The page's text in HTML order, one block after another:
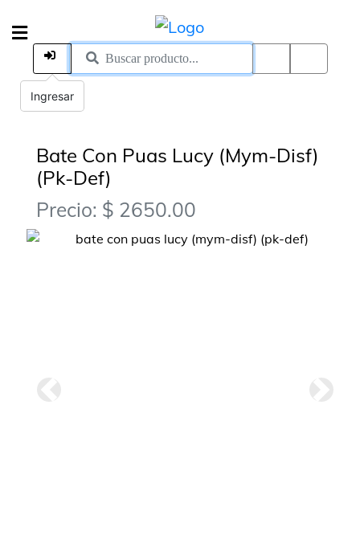
Bate Con Puas Lucy (Mym-Disf)
(Pk-Def)
Precio: $ 2650.00
Ingresar